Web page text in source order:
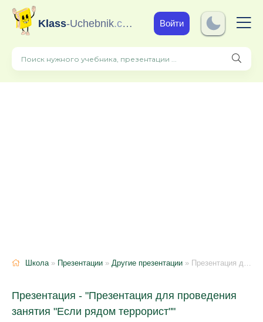
Klass-Uchebnik.com Войти
Школа» Презентации » Другие презентации » Презентация для проведения занятия "Если рядом террорист"
Презентация - "Презентация для проведения
занятия "Если рядом террорист""